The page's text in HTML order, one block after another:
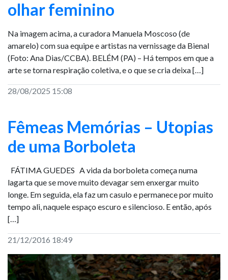
olhar feminino
Na imagem acima, a curadora Manuela Moscoso (de
amarelo) com sua equipe e artistas na vernissage da Bienal
(Foto: Ana Dias/CCBA). BELÉM (PA) – Há tempos em que a
arte se torna respiração coletiva, e o que se cria deixa […]
28/08/2025 15:08
Fêmeas Memórias – Utopias
de uma Borboleta
FÁTIMA GUEDES A vida da borboleta começa numa
lagarta que se move muito devagar sem enxergar muito
longe. Em seguida, ela faz um casulo e permanece por muito
tempo ali, naquele espaço escuro e silencioso. E então, após
[…]
21/12/2016 18:49